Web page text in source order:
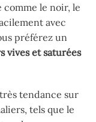
le noir, le
avec
préférez un
vives et saturées
tendance sur
tels que le